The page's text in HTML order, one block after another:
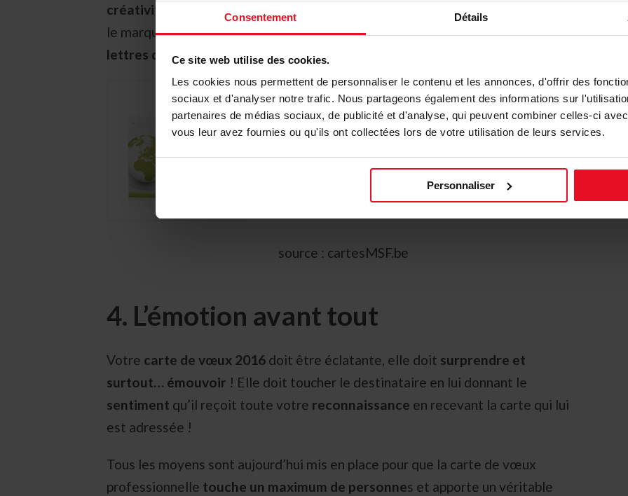
Consentement Détails
Ce site web utilise des cookies.
Les cookies nous permettent de personnaliser le contenu et les annonces, d'offrir des
sociaux et d'analyser notre trafic. Nous partageons également des informations sur
partenaires de médias sociaux, de publicité et d'analyse, qui peuvent combiner celles-ci
vous leur avez fournies ou qu'ils ont collectées lors de votre utilisation de leurs services.
Personnaliser
créativité de votre entreprise
… L’utilisation de techniques de pointe telle que
le marquage à chaud donnera définitivement à votre carte de vœux 2016 ses
lettres de noblesse.
source : cartesMSF.be
4. L’émotion avant tout
Votre carte de vœux 2016 doit être éclatante, elle doit surprendre et
surtout… émouvoir ! Elle doit toucher le destinataire en lui donnant le
sentiment qu’il reçoit toute votre reconnaissance en recevant la carte qui lui
est adressée !
Tous les moyens sont aujourd’hui mis en place pour que la carte de vœux
professionnelle touche un maximum de personnes et apporte un véritable